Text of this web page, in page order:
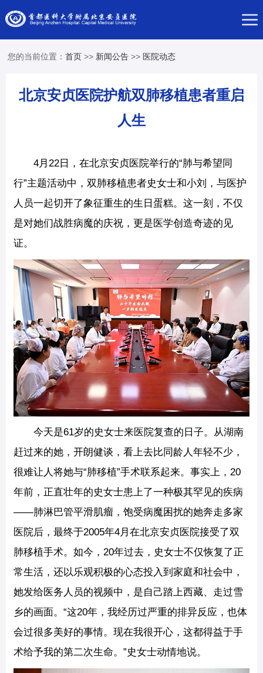
您的当前位置：首页 >> 新闻公告 >> 医院动态
北京安贞医院护航双肺移植患者重启
人生
4月22日，在北京安贞医院举行的“肺与希望同
行”主题活动中，双肺移植患者史女士和小刘，与医护
人员一起切开了象征重生的生日蛋糕。这一刻，不仅
是对她们战胜病魔的庆祝，更是医学创造奇迹的见
证。
今天是61岁的史女士来医院复查的日子。从湖南
赶过来的她，开朗健谈，看上去比同龄人年轻不少，
很难让人将她与“肺移植”手术联系起来。事实上，20
年前，正直壮年的史女士患上了一种极其罕见的疾病
——肺淋巴管平滑肌瘤，饱受病魔困扰的她奔走多家
医院后，最终于2005年4月在北京安贞医院接受了双
肺移植手术。如今，20年过去，史女士不仅恢复了正
常生活，还以乐观积极的心态投入到家庭和社会中，
她发给医务人员的视频中，是自己踏上西藏、走过雪
乡的画面。“这20年，我经历过严重的排异反应，也体
会过很多美好的事情。现在我很开心，这都得益于手
术给予我的第二次生命。”史女士动情地说。